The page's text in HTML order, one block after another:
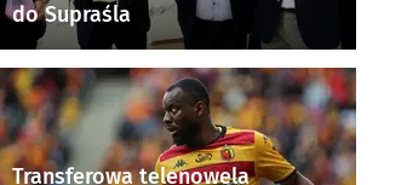
do Supraśla
Transferowa telenowela